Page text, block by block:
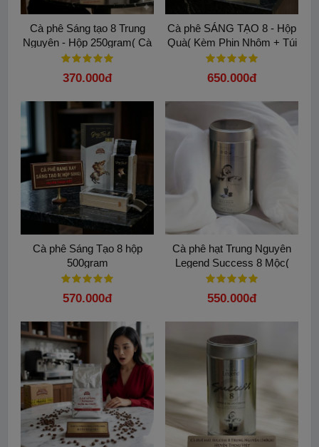
Từ khóa:
Ca phe G7 Trung Nguyen
Cua hang G7 Trung Nguyen
Dai ly cafe G7 Trung Nguyen
Cà phê G7 Trung Nguyên
G7 Passiona
ca phe pasiona
Cà phê Passiona
Passiona trung nguyen
Cà phê Sáng tạo 8 Trung
Nguyên - Hộp 250gram( Cà
phê Bột) - Hương vị huyền
thoại
370.000đ
Cà phê SÁNG TẠO 8 - Hộp
Quà( Kèm Phin Nhôm + Túi
giấy)
650.000đ
Cà phê Sáng Tạo 8 hộp
500gram
570.000đ
Cà phê hạt Trung Nguyên
Legend Success 8 Mộc(
340gam)
550.000đ